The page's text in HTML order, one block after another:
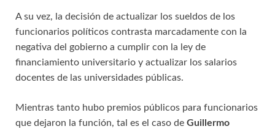
A su vez, la decisión de actualizar los sueldos de los
funcionarios políticos contrasta marcadamente con la
negativa del gobierno a cumplir con la ley de
financiamiento universitario y actualizar los salarios
docentes de las universidades públicas.
Mientras tanto hubo premios públicos para funcionarios
que dejaron la función, tal es el caso de Guillermo